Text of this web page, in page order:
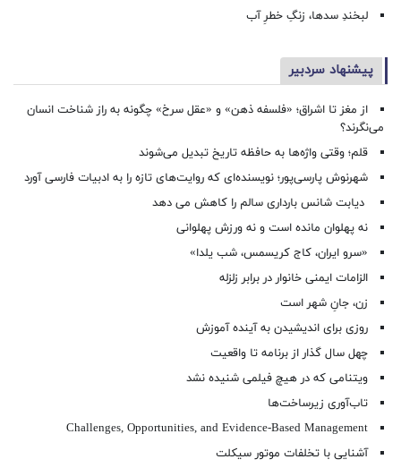
لبخندِ سدها، زنگِ خطرِ آب
پیشنهاد سردبیر
از مغز تا اشراق؛ «فلسفه ذهن» و «عقل سرخ» چگونه به راز شناخت انسان
می‌نگرند؟
قلم؛ وقتی واژه‌ها به حافظه تاریخ تبدیل می‌شوند
شهرنوش پارسی‌پور؛ نویسنده‌ای که روایت‌های تازه را به ادبیات فارسی آورد
دیابت شانس بارداری سالم را کاهش می دهد
نه پهلوان مانده است و نه ورزش پهلوانی
«سرو ایران، کاج کریسمس، شب یلدا»
الزامات ایمنی خانوار در برابر زلزله
زن، جانِ شهر است
روزی برای اندیشیدن به آینده آموزش
چهل سال گذار از برنامه تا واقعیت
ویتنامی که در هیچ فیلمی شنیده نشد
تاب‌آوری زیرساخت‌ها
Challenges, Opportunities, and Evidence-Based Management
آشنایی با تخلفات موتور سیکلت